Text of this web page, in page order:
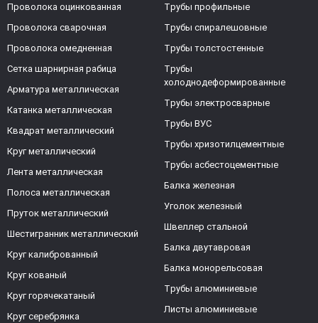
Проволока оцинкованная
Проволока сварочная
Проволока омедненная
Сетка шарнирная рабица
Арматура металлическая
Катанка металлическая
Квадрат металлический
Круг металлический
Лента металлическая
Полоса металлическая
Пруток металлический
Шестигранник металлический
Круг калиброванный
Круг кованый
Круг горячекатаный
Круг серебрянка
Трубы профильные
Трубы спиралешовные
Трубы толстостенные
Трубы
холоднодеформированные
Трубы электросварные
Трубы ВУС
Трубы хризотилцементные
Трубы асбестоцементные
Балка железная
Уголок железный
Швеллер стальной
Балка двутавровая
Балка монорельсовая
Трубы алюминиевые
Листы алюминиевые